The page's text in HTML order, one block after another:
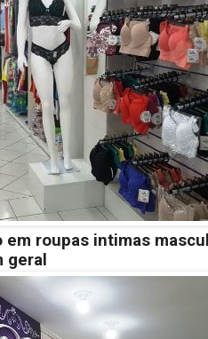
roupas intimas
geral